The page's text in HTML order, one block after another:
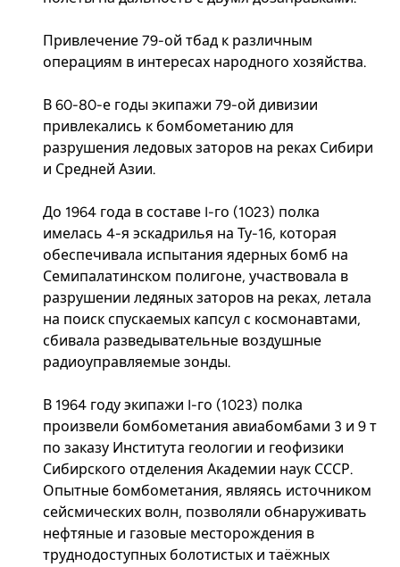
Привлечение 79-ой тбад к различным
операциям в интересах народного хозяйства.
В 60-80-е годы экипажи 79-ой дивизии
привлекались к бомбометанию для
разрушения ледовых заторов на реках Сибири
и Средней Азии.
До 1964 года в составе I-го (1023) полка
имелась 4-я эскадрилья на Ту-16, которая
обеспечивала испытания ядерных бомб на
Семипалатинском полигоне, участвовала в
разрушении ледяных заторов на реках, летала
на поиск спускаемых капсул с космонавтами,
сбивала разведывательные воздушные
радиоуправляемые зонды.
В 1964 году экипажи I-го (1023) полка
произвели бомбометания авиабомбами 3 и 9 т
по заказу Института геологии и геофизики
Сибирского отделения Академии наук СССР.
Опытные бомбометания, являясь источником
сейсмических волн, позволяли обнаруживать
нефтяные и газовые месторождения в
труднодоступных болотистых и таёжных